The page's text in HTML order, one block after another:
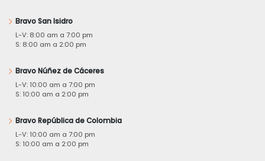
Bravo San Isidro
L-V: 8:00 am a 7:00 pm
S: 8:00 am a 2:00 pm
Bravo Núñez de Cáceres
L-V: 10:00 am a 7:00 pm
S: 10:00 am a 2:00 pm
Bravo República de Colombia
L-V: 10:00 am a 7:00 pm
S: 10:00 am a 2:00 pm